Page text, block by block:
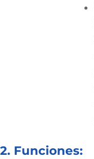
2. Funciones: